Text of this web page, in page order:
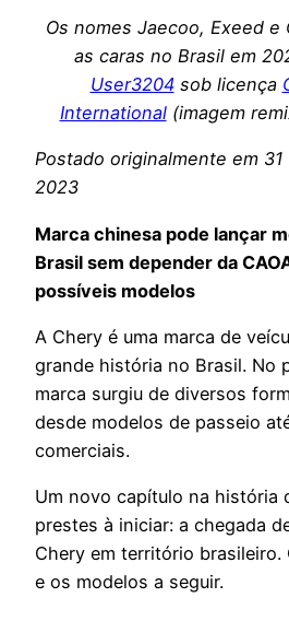
Os nomes Jaecoo, Exeed e
as caras no Brasil em
User3204sob licença
International(imagem
Postado originalmente em
2023
Marca chinesa pode lançar
Brasil sem depender da
possíveis modelos
A Chery é uma marca de
grande história no Brasil. No
marca surgiu de diversos
desde modelos de passeio
comerciais.
Um novo capítulo na história
prestes à iniciar: a chegada
Chery em território brasileiro.
e os modelos a seguir.